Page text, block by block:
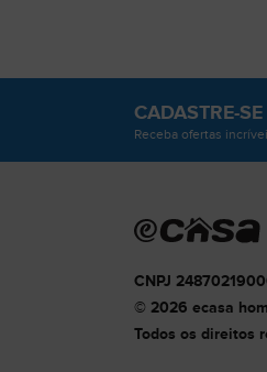
CADASTRE-SE
Receba ofertas
CNPJ
© 2026 ecasa
Todos os direitos